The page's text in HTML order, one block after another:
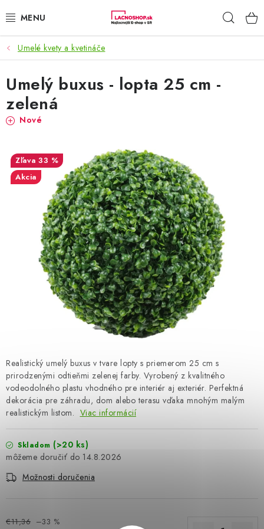
na
NAŠE AKCIE!
NAŠE NOVINKY!
POTRAVINY
NÁBYTOK
ELEKTRO
ZÁHRADA
OBLEČENIE A MÓDA
TOTÁLNA LIKVIDÁCIA
CHOVATEĽSKÉ POTREBY
ŠPORT A OUTDOOR
DROGÉRIA A KOZMETIKA
PRE DETI
AUTO-MOTO
PRODUKTY HISTORICKE BEZ ZASOBY
Umelé kvety a kvetináče
Realistický umelý buxus v tvare lopty s priemerom 25 cm s
prirodzenými odtieňmi zelenej farby. Vyrobený z kvalitného
vodeodolného plastu vhodného pre interiér aj exteriér. Perfektná
dekorácia pre záhradu, dom alebo terasu vďaka mnohým malým
realistickým listom. Viac informácií
Skladom (>20 ks)
14.8.2026
Možnosti doručenia
€11,36 –33 %
Umelý buxus - lopta 25 cm -
zelená
Nové
33 %
Akcia